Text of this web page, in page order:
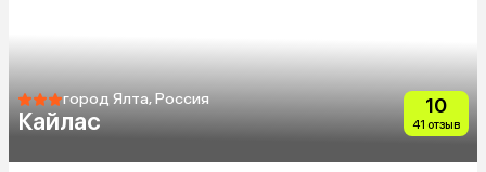
город Ялта, Россия
Кайлас
10
41 отзыв